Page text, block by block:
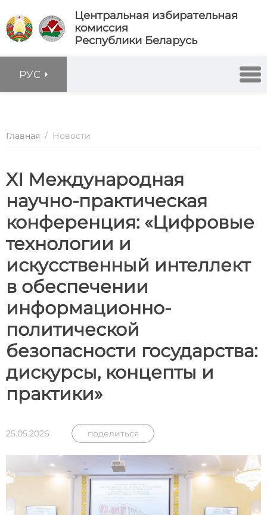
Центральная избирательная
комиссия
Республики Беларусь
РУС
Главная / Новости
XІ Международная
научно-практическая
конференция: «Цифровые
технологии и
искусственный интеллект
в обеспечении
информационно-
политической
безопасности государства:
дискурсы, концепты и
практики»
25.05.2026 поделиться